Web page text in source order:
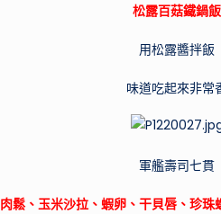
松露百菇鐵鍋飯
用松露醬拌飯
味道吃起來非常
軍艦壽司七貫
肉鬆、玉米沙拉、蝦卵、干貝唇、珍